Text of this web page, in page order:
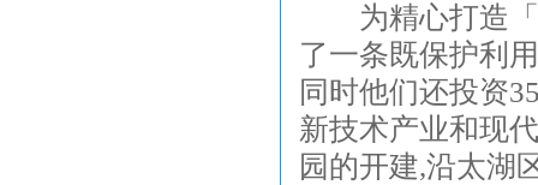
为精心打造「
了一条既保护利
同时他们还投资
新技术产业和现
园的开建,沿太湖